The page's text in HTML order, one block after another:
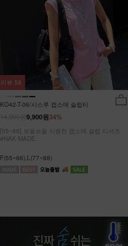
KO42-T-06/시스루 캡소매 슬럽티
34%
9,900원
[55~88] 보들보들 시원한 캡소매 슬럽 티셔츠
#NAK MADE.
F(55~66),L(77~88)
리뷰 58